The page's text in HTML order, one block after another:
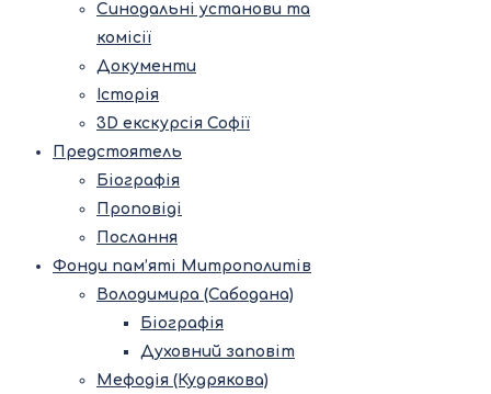
Синодальні установи та
комісії
Документи
Історія
3D екскурсія Софії
Предстоятель
Біографія
Проповіді
Послання
Фонди пам’яті Митрополитів
Володимира (Сабодана)
Біографія
Духовний заповіт
Мефодія (Кудрякова)